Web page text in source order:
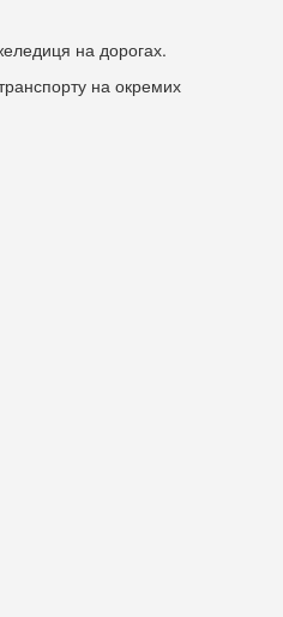
на дорогах.
на окремих